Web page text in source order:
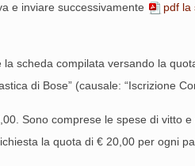
e inviare successivamente pdf la
scheda compilata versando la
di Bose” (causale: “Iscrizione
Sono comprese le spese di vitto
la quota di € 20,00 per ogni